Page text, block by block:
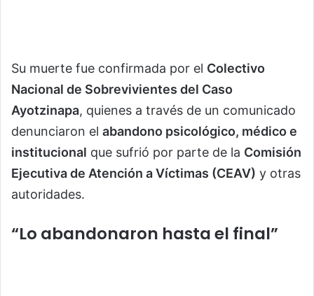
Su muerte fue confirmada por el Colectivo
Nacional de Sobrevivientes del Caso
Ayotzinapa, quienes a través de un comunicado
denunciaron el abandono psicológico, médico e
institucional que sufrió por parte de la Comisión
Ejecutiva de Atención a Víctimas (CEAV) y otras
autoridades.
“Lo abandonaron hasta el final”